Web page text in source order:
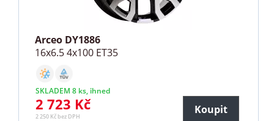
Arceo DY1886
16x6.5 4x100 ET35
SKLADEM 8 ks, ihned
2 723 Kč
2 250 Kč bez DPH
Koupit